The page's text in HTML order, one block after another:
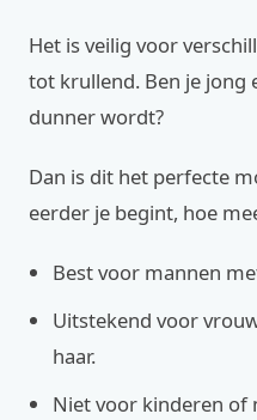
Het is veilig voor
tot krullend. Ben je jong
dunner wordt?
Dan is dit het perfecte
eerder je begint, hoe
Best voor mannen
Uitstekend voor
haar.
Niet voor kinderen of